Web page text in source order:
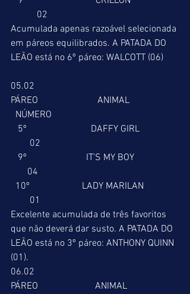
           02
Acumulada apenas razoável selecionada
em páreos equilibrados. A PATADA DO
LEÃO está no 6º páreo: WALCOTT (06)
05.02
PÁREO                         ANIMAL
  NÚMERO
        02
       04
        01
Excelente acumulada de três favoritos
que não deverá dar susto. A PATADA DO
LEÃO está no 3º páreo: ANTHONY QUINN
(01).
06.02
PÁREO                        ANIMAL